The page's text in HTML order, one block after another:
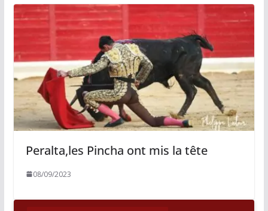
Peralta,les Pincha ont mis la tête
08/09/2023